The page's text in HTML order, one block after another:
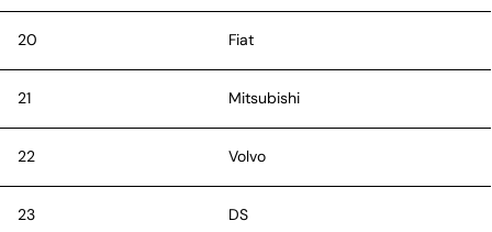
20 Fiat
21 Mitsubishi
22 Volvo
23 DS